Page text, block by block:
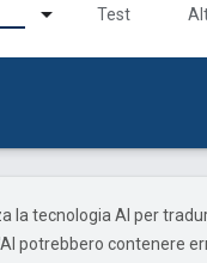
Test
la tecnologia AI per
potrebbero contenere